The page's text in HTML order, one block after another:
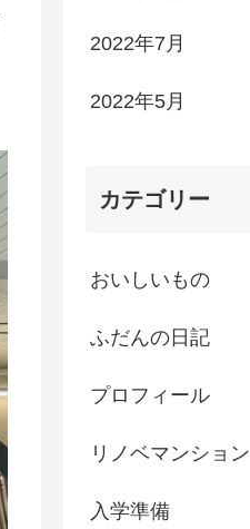
2022年7月
2022年5月
カテゴリー
おいしいもの
ふだんの日記
プロフィール
リノベマンション
入学準備